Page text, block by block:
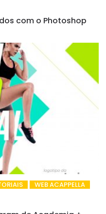
com o Photoshop
WEB ACAPPELLA